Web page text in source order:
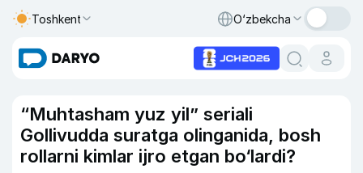
Toshkent O‘zbekcha
“Muhtasham yuz yil” seriali
Gollivudda suratga olinganida, bosh
rollarni kimlar ijro etgan bo‘lardi?